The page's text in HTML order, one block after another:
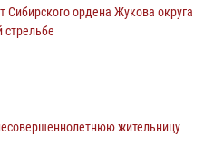
Сибирского ордена Жукова округа
стрельбе
дебошира, устроившего
жительницу